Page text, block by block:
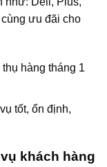
ưu đãi cho
hàng tháng 1
tốt, ổn định,
khách hàng